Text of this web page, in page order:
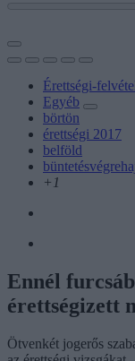
Érettségi-
Egyéb
börtön
érettségi 2017
belföld
+1
Ennél
érettségizett
Ötvenkét jogerős